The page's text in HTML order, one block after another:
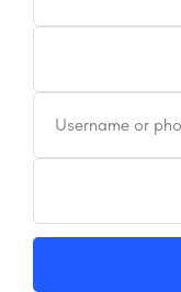
Username or
+995